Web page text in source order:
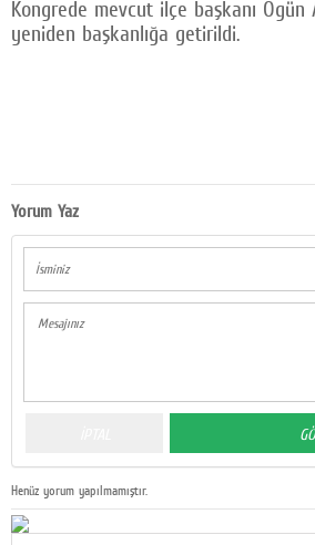
Kongrede mevcut ilçe başkanı Ogün
yeniden başkanlığa getirildi.
Yorum Yaz
Henüz yorum yapılmamıştır.